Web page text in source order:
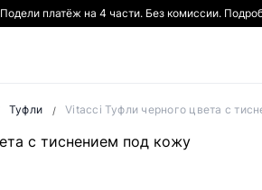
Подели платёж на 4 части. Без комиссии.
Туфли Vitacci Туфли черного цвета с